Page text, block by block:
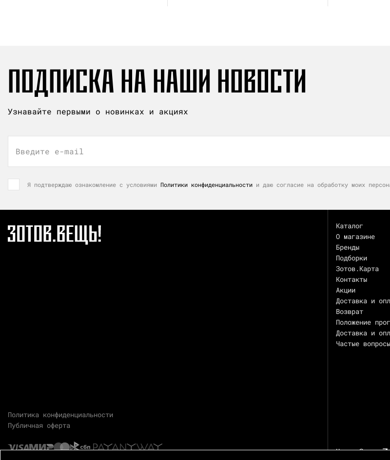
ПОДПИСКА НА НАШИ НОВОСТИ
Узнавайте первыми о новинках и акциях
Введите e-mail
Я подтверждаю ознакомление с условиями Политики конфиденциальности и даю согласие на обработку моих
Политика конфиденциальности
Публичная оферта
Каталог
О магазине
Бренды
Подборки
Зотов.Карта
Контакты
Акции
Доставка и
Возврат
Положение
Доставка и
Частые вопросы
Центр Зотов